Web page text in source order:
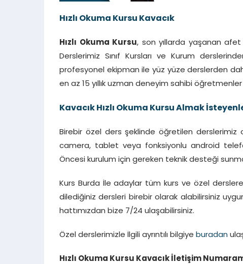
Hızlı Okuma Kursu Kavacık
Hızlı Okuma Kursu, son yıllarda yaşanan
Derslerimiz Sınıf Kursları ve Kurum
profesyonel ekipman ile yüz yüze derslerden
en az 15 yıllık uzman deneyim sahibi
Kavacık Hızlı Okuma Kursu Almak
Birebir özel ders şeklinde öğretilen derslerimiz
camera, tablet veya fonksiyonlu android
Öncesi kurulum için gereken teknik desteği
Kurs Burda İle adaylar tüm kurs ve özel
dilediğiniz dersleri birebir olarak alabilirsiniz
hattımızdan bize 7/24 ulaşabilirsiniz.
Özel derslerimizle İlgili ayrıntılı bilgiye buradan
Hızlı Okuma Kursu Kavacık İletişim